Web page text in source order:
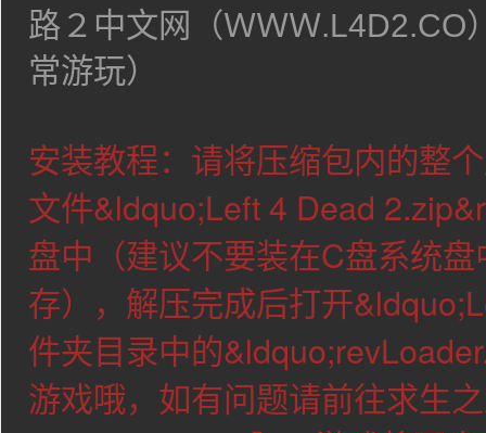
路２中文网（ＷＷＷ.L4D2.CO
常游玩）
安装教程：请将压缩包内的整
文件&ldquo;Left 4 Dead
盘中（建议不要装在C盘系统
存），解压完成后打开
件夹目录中的
游戏哦，如有问题请前往求生